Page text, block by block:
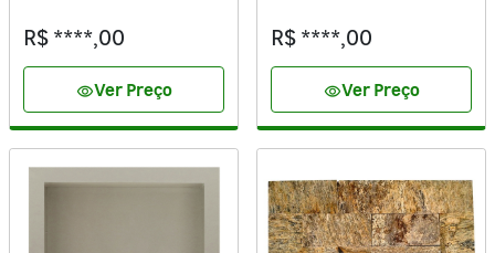
R$ ****,00
visibilityVer Preço
R$ ****,00
visibilityVer Preço